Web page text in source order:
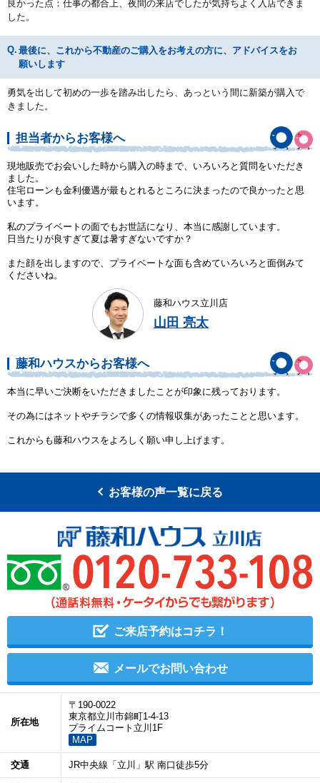
良かった点：仕事の都合上、夜間の来店でしたが気持ちよく入店できま
した。
最後に、これから不動産のご購入をお考えの方に、アドバイスをお
願いします
勇気を出して初めの一歩を踏み出したら、あっという間に新築が購入で
きました。
担当者からお客様へ
現地販売でお会いした時から購入の時まで、いろいろと質問をいただき
ました。
住宅ローンも金利優遇が最もとれるところに決まったので良かったと思
います。
私のプライベートの面でもお世話になり、本当に感謝しています。
日当たりが良すぎて夏は暑すぎないですか？
また顔を出しますので、プライベートな面も含めていろいろと面倒みて
くださいね。
藤和ハウス立川店
山田 亮太
藤和ハウスからお客様へ
本当に早いご決断をいただきましたことが印象に残っております。
その為にはネットやチラシで多くの情報収集があったことと思います。
これからも藤和ハウスをよろしく願い申し上げます。
お客様の声一覧に戻る
ご来店予約はコチラ！
メールでお問い合わせ
所在地
〒190-0022
東京都立川市錦町1-4-13
プライムコート立川1F
MAP
交通 JR中央線「立川」駅 南口徒歩5分